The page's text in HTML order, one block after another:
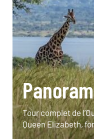
Tour complet de
Queen Elizabeth,